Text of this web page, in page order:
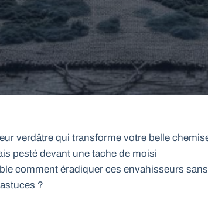
verdâtre qui transforme votre belle
pesté devant une tache de moisi
comment éradiquer ces envahisseurs sans
?